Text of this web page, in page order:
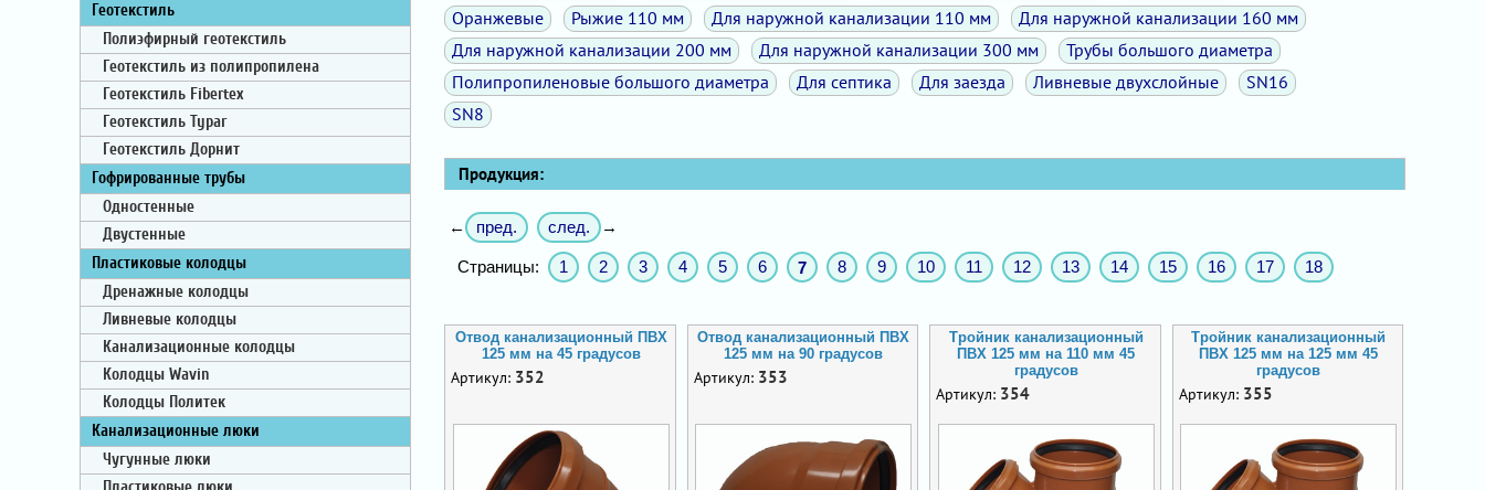
Геотекстиль
Полиэфирный геотекстиль
Геотекстиль из полипропилена
Геотекстиль Fibertex
Геотекстиль Typar
Геотекстиль Дорнит
Гофрированные трубы
Одностенные
Двустенные
Пластиковые колодцы
Дренажные колодцы
Ливневые колодцы
Канализационные колодцы
Колодцы Wavin
Колодцы Политек
Канализационные люки
Чугунные люки
Оранжевые
Рыжие 110 мм Для наружной канализации 110 мм
Для наружной канализации 160 мм
Для наружной канализации 200 мм
Для наружной канализации 300 мм
Трубы большого диаметра
Полипропиленовые большого диаметра
Для септика Для заезда Ливневые двухслойные
SN16
SN8
Продукция:
← пред. след. →
Страницы: 1 2 3 4 5 6 7 8 9 10 11 12 13 14 15 16 17 18
Отвод канализационный ПВХ
125 мм на 45 градусов
Артикул: 352
Отвод канализационный ПВХ
125 мм на 90 градусов
Артикул: 353
Тройник канализационный
ПВХ 125 мм на 110 мм 45
градусов
Артикул: 354
Тройник канализационный
ПВХ 125 мм на 125 мм 45
градусов
Артикул: 355